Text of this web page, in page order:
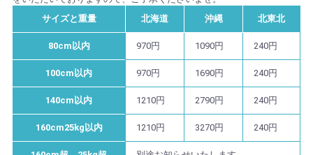
サイズと重量
北海道 沖縄 北東北
80cm以内 970円 1090円 240円
100cm以内 970円 1690円 240円
140cm以内 1210円 2790円 240円
160cm25kg以内 1210円 3270円 240円